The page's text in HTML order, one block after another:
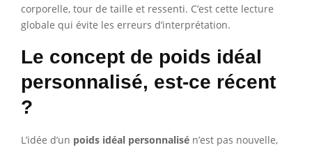
corporelle, tour de taille et ressenti. C’est cette lecture
globale qui évite les erreurs d’interprétation.
Le concept de poids idéal
personnalisé, est-ce récent
?
L’idée d’un poids idéal personnalisé n’est pas nouvelle,